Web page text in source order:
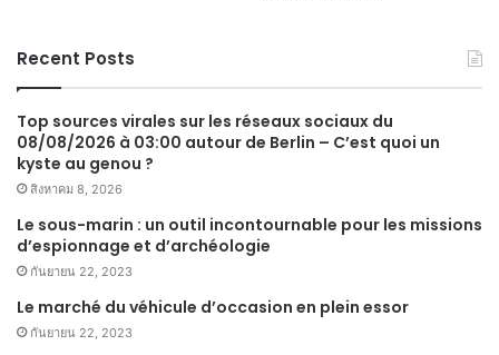
Recent Posts
Top sources virales sur les réseaux sociaux du
08/08/2026 à 03:00 autour de Berlin – C’est quoi un
kyste au genou ?
สิงหาคม 8, 2026
Le sous-marin : un outil incontournable pour les missions
d’espionnage et d’archéologie
กันยายน 22, 2023
Le marché du véhicule d’occasion en plein essor
กันยายน 22, 2023